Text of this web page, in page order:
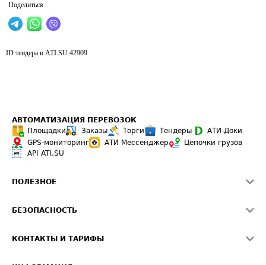
Поделиться
ID тендера в ATI.SU 42909
АВТОМАТИЗАЦИЯ ПЕРЕВОЗОК
Площадки
Заказы Торги Тендеры
АТИ-Доки
GPS-мониторинг
АТИ Мессенджер
Цепочки грузов
API ATI.SU
ПОЛЕЗНОЕ
Звезды ATI.SU на вашем сайте
БЕЗОПАСНОСТЬ
Светофор+
КОНТАКТЫ И ТАРИФЫ